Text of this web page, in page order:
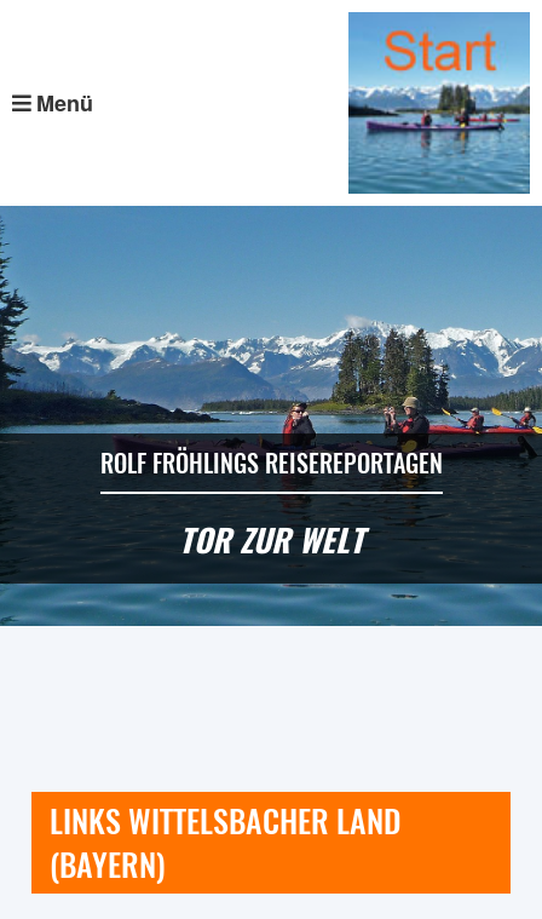
Menü
ROLF FRÖHLINGS REISEREPORTAGEN
TOR ZUR WELT
LINKS WITTELSBACHER LAND
(BAYERN)